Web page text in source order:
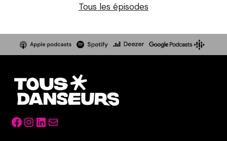
Tous les épisodes
Facebook
Instagram
LinkedIn
Mail